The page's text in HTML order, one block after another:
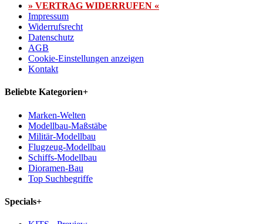
» VERTRAG WIDERRUFEN «
Impressum
Widerrufsrecht
Datenschutz
AGB
Cookie-Einstellungen anzeigen
Kontakt
Beliebte Kategorien+
Marken-Welten
Modellbau-Maßstäbe
Militär-Modellbau
Flugzeug-Modellbau
Schiffs-Modellbau
Dioramen-Bau
Top Suchbegriffe
Specials+